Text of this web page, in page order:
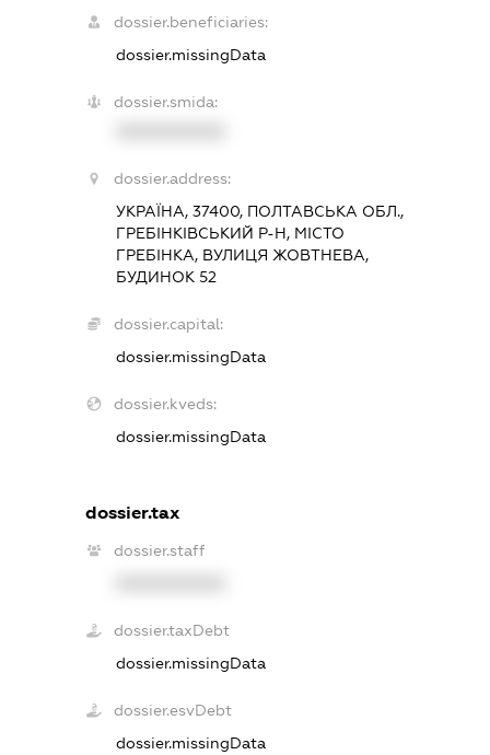
dossier.beneficiaries:
dossier.missingData
dossier.smida:
dossier.address:
УКРАЇНА, 37400, ПОЛТАВСЬКА ОБЛ.,
ГРЕБІНКІВСЬКИЙ Р-Н, МІСТО
ГРЕБІНКА, ВУЛИЦЯ ЖОВТНЕВА,
БУДИНОК 52
dossier.capital:
dossier.missingData
dossier.kveds:
dossier.missingData
dossier.tax
dossier.staff
dossier.taxDebt
dossier.missingData
dossier.esvDebt
dossier.missingData